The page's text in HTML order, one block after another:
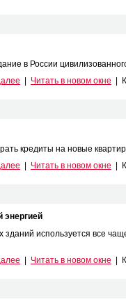
в России
Читать в новом окне
кредиты на новые
Читать в новом окне
энергией
используется все
Читать в новом окне